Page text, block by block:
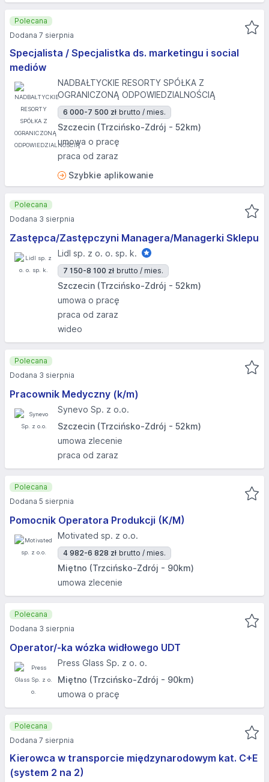
Specjalista / Specjalistka ds. marketingu i social
mediów
NADBAŁTYCKIE RESORTY SPÓŁKA Z
OGRANICZONĄ ODPOWIEDZIALNOŚCIĄ
6 000-7 500 zł brutto / mies.
Szczecin (Trzcińsko-Zdrój - 52km)
umowa o pracę
praca od zaraz
Szybkie aplikowanie
Polecana
Dodana 7 sierpnia
Zastępca/Zastępczyni Managera/Managerki Sklepu
Lidl sp. z o. o. sp. k.
7 150-8 100 zł brutto / mies.
Szczecin (Trzcińsko-Zdrój - 52km)
umowa o pracę
praca od zaraz
wideo
Polecana
Dodana 3 sierpnia
Pracownik Medyczny (k/m)
Synevo Sp. z o.o.
Szczecin (Trzcińsko-Zdrój - 52km)
umowa zlecenie
praca od zaraz
Polecana
Dodana 3 sierpnia
Pomocnik Operatora Produkcji (K/M)
Motivated sp. z o.o.
4 982-6 828 zł brutto / mies.
Miętno (Trzcińsko-Zdrój - 90km)
umowa zlecenie
Polecana
Dodana 5 sierpnia
Operator/-ka wózka widłowego UDT
Press Glass Sp. z o. o.
Miętno (Trzcińsko-Zdrój - 90km)
umowa o pracę
Polecana
Dodana 3 sierpnia
Kierowca w transporcie międzynarodowym kat. C+E
(system 2 na 2)
Polecana
Dodana 7 sierpnia